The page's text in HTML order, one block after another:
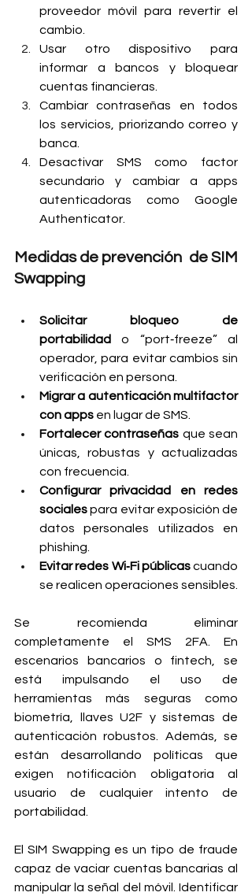
proveedor móvil para revertir el
cambio.
Usar otro dispositivo para
informar a bancos y bloquear
cuentas financieras.
Cambiar contraseñas en todos
los servicios, priorizando correo y
banca.
Desactivar SMS como factor
secundario y cambiar a apps
autenticadoras como Google
Authenticator.
Medidas de prevención  de SIM
Swapping
Solicitar bloqueo de
portabilidad
o “port‑freeze” al
operador, para evitar cambios sin
verificación en persona.
Migrar a autenticación multifactor
con apps en lugar de SMS.
Fortalecer contraseñas que sean
únicas, robustas y actualizadas
con frecuencia.
Configurar privacidad en redes
sociales para evitar exposición de
datos personales utilizados en
phishing.
Evitar redes Wi‑Fi públicas cuando
se realicen operaciones sensibles.
Se recomienda eliminar
completamente el SMS 2FA. En
escenarios bancarios o fintech, se
está impulsando el uso de
herramientas más seguras como
biometría, llaves U2F y sistemas de
autenticación robustos. Además, se
están desarrollando políticas que
exigen notificación obligatoria al
usuario de cualquier intento de
portabilidad.
El SIM Swapping es un tipo de fraude
capaz de vaciar cuentas bancarias al
manipular la señal del móvil. Identificar